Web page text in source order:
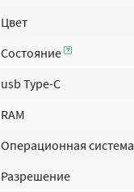
Цвет
Состояние
usb Type-C
RAM
Операционная система
Разрешение